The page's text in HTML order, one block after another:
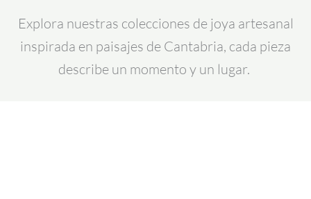
Explora nuestras colecciones de joya artesanal
inspirada en paisajes de Cantabria, cada pieza
describe un momento y un lugar.